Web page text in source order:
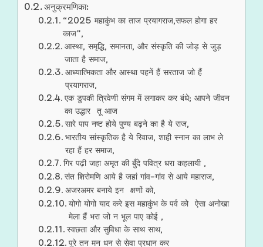
अनुक्रमणिका:
“2025 महाकुंभ का ताज प्रयागराज,सफल होगा हर
काज”,
आस्था, समृद्धि, समानता, और संस्कृति की जोड़ से जुड़
जाता है समाज,
आध्यात्मिकता और आस्था पहनें हैं सरताज जो हैं
प्रयागराज,
एक डुपकी त्रिवेणी संगम में लगाकर कर बंधे; आपने जीवन
का उद्धार तू आज
सारे पाप नष्ट होये पुण्य बढ़ने का है ये राज,
भारतीय सांस्कृतिक है ये रिवाज, शाही स्नान का लाभ ले
रहा हैं हर समाज,
गिर पढ़ी जहा अमृत की बुँदे पवित्र धरा कहलायी ,
संत शिरोमणि आये है जहां गांव-गांव से आये महाराज,
अजरअमर बनाये इन क्षणों को,
योगो योगो याद करे इस महाकुंभ के पर्व को ऐसा अनोखा
मेला हैं भरा जो न भूल पाए कोई ,
स्वछता और सुविधा के साथ साथ,
पुरे तन मन धन से सेवा प्रधान कर